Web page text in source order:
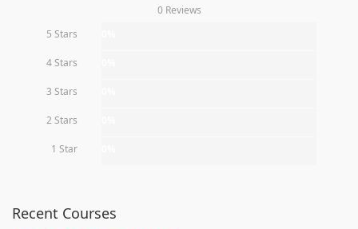
0 Reviews
5 Stars
4 Stars
3 Stars
2 Stars
1 Star
Recent Courses